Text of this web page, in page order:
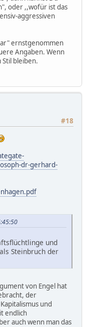
oder ,,wofür ist das
aggressiven
ernstgenommen
Angaben. Wenn
bleiben.
#18
dr-gerhard-
und
Steinbruch der
von Engel hat
der
und
endlich
auch wenn man das